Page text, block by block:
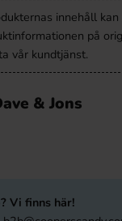
innehåll
på
vår kundtjänst.
& Jons
Vi finns här!